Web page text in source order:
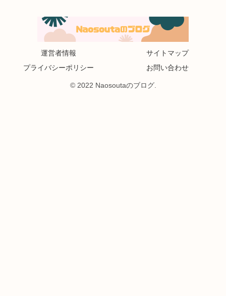
運営者情報
サイトマップ
プライバシーポリシー
お問い合わせ
© 2022 Naosoutaのブログ.